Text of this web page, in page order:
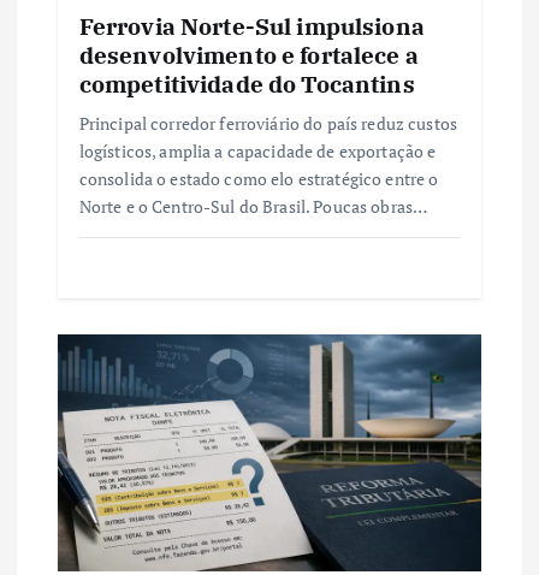
Ferrovia Norte-Sul impulsiona
desenvolvimento e fortalece a
competitividade do Tocantins
Principal corredor ferroviário do país reduz custos
logísticos, amplia a capacidade de exportação e
consolida o estado como elo estratégico entre o
Norte e o Centro-Sul do Brasil. Poucas obras…